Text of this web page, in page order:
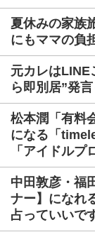
夏休みの家族
にもママの負
元カレはLINE
ら即別居”発
松本潤「有料
になる「
「アイドルプ
中田敦彦・福
ナー】になれ
占っていいで